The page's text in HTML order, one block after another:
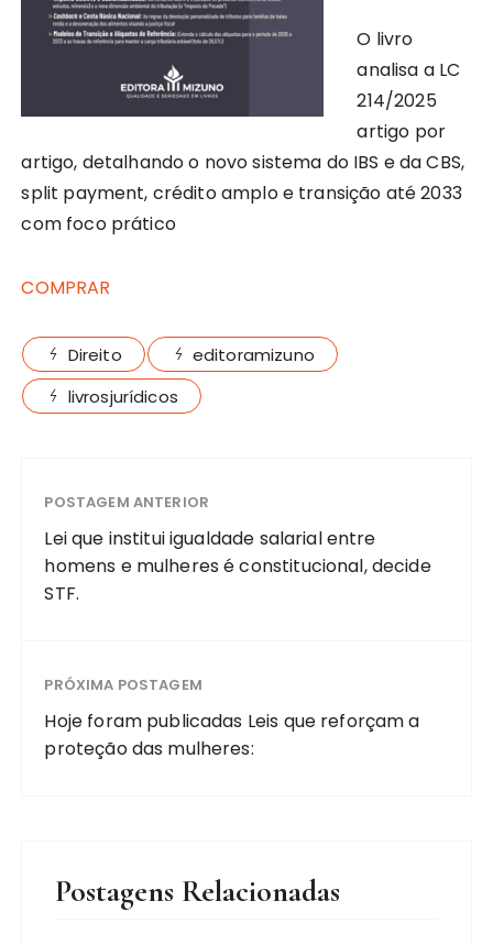
O livro
analisa a LC
214/2025
artigo por
artigo, detalhando o novo sistema do IBS e da CBS,
split payment, crédito amplo e transição até 2033
com foco prático
COMPRAR
Direito
editoramizuno
livrosjurídicos
POSTAGEM ANTERIOR
Lei que institui igualdade salarial entre
homens e mulheres é constitucional, decide
STF.
PRÓXIMA POSTAGEM
Hoje foram publicadas Leis que reforçam a
proteção das mulheres:
Postagens Relacionadas